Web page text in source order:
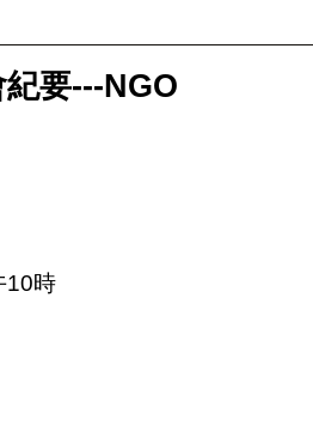
首頁
要---NGO
10時